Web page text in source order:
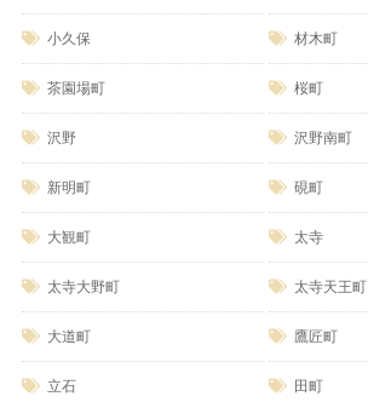
小久保 材木町
茶園場町 桜町
沢野 沢野南町
新明町 硯町
大観町 太寺
太寺大野町 太寺天王町
大道町 鷹匠町
立石 田町